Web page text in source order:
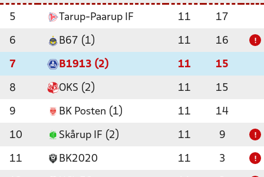
5 Tarup-Paarup IF 11 17
6 B67 (1) 11 16 !
7 B1913 (2) 11 15
8 OKS (2) 11 15
9 BK Posten (1) 11 14
10 Skårup IF (2) 11 9 !
11 BK2020 11 3 !